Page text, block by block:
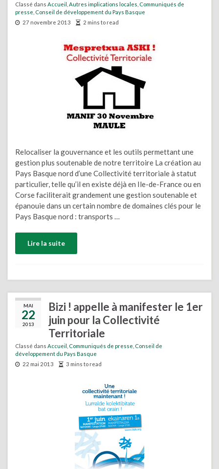
Classé dans Accueil Autres implications locales Communiqués de
presse Conseil de développement du Pays Basque
27 novembre 2013
2 mins to read
Relocaliser la gouvernance et les outils permettant une
gestion plus soutenable de notre territoire La création au
Pays Basque nord d’une Collectivité territoriale à statut
particulier, telle qu’il en existe déjà en Ile-de-France ou en
Corse faciliterait grandement une gestion soutenable et
épanouie dans un certain nombre de domaines clés pour le
Pays Basque nord : transports …
Lire la suite
MAI
22
2013
Bizi ! appelle à manifester le 1er
juin pour la Collectivité
Territoriale
Classé dans Accueil Communiqués de presse Conseil de
développement du Pays Basque
22 mai 2013
3 mins to read